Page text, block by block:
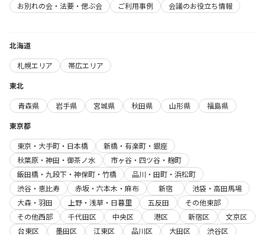
お別れの会・法要・偲ぶ会
ご利用事例 会議のお役立ち情報
北海道
札幌エリア
帯広エリア
東北
青森県
岩手県 宮城県 秋田県 山形県
福島県
東京都
東京・大手町・日本橋
新橋・有楽町・銀座
秋葉原・神田・御茶ノ水
市ヶ谷・四ツ谷・麹町
飯田橋・九段下・神保町・竹橋
品川・田町・浜松町
渋谷・恵比寿
赤坂・六本木・麻布 新宿
池袋・高田馬場
大森・羽田
上野・浅草・日暮里 五反田
その他東部
その他西部
千代田区 中央区 港区 新宿区
文京区
台東区
墨田区 江東区 品川区 大田区
渋谷区